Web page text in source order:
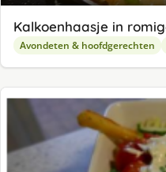
Kalkoenhaasje in
Avondeten & hoofdgerechten